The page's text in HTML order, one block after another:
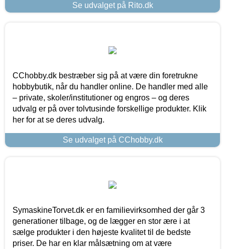
Se udvalget på Rito.dk
CChobby.dk bestræber sig på at være din foretrukne
hobbybutik, når du handler online. De handler med alle
– private, skoler/institutioner og engros – og deres
udvalg er på over tolvtusinde forskellige produkter. Klik
her for at se deres udvalg.
Se udvalget på CChobby.dk
SymaskineTorvet.dk er en familievirksomhed der går 3
generationer tilbage, og de lægger en stor ære i at
sælge produkter i den højeste kvalitet til de bedste
priser. De har en klar målsætning om at være